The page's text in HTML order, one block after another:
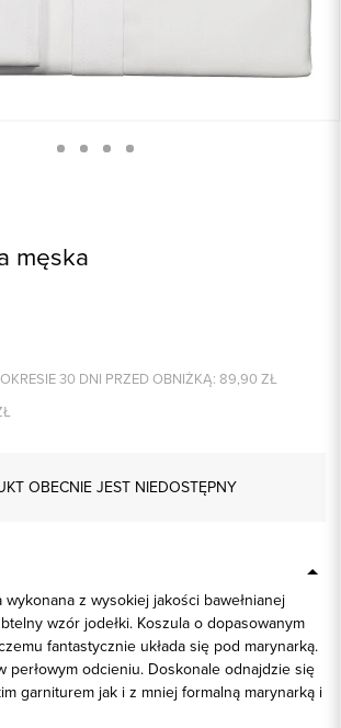
męska
30 DNI PRZED OBNIŻKĄ: 89,90 ZŁ
OBECNIE JEST NIEDOSTĘPNY
wykonana z wysokiej jakości bawełnianej
wzór jodełki. Koszula o dopasowanym
fantastycznie układa się pod marynarką.
perłowym odcieniu. Doskonale odnajdzie się
garniturem jak i z mniej formalną marynarką i